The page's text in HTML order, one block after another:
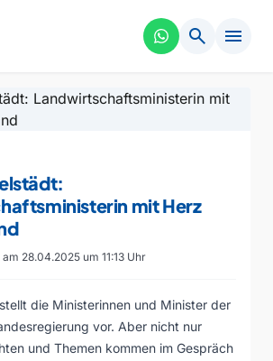
search menu
mit Herz
28.04.2025 um 11:13 Uhr
die Ministerinnen und Minister der
vor. Aber nicht nur
und Themen kommen im Gespräch